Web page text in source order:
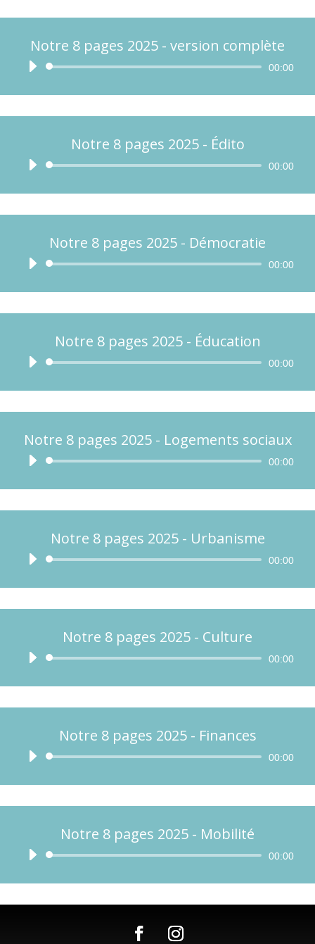
Notre 8 pages 2025 - version complète
Lecteur
00:00
Notre 8 pages 2025 - Édito
Lecteur
00:00
Notre 8 pages 2025 - Démocratie
Lecteur
00:00
Notre 8 pages 2025 - Éducation
Lecteur
00:00
Notre 8 pages 2025 - Logements sociaux
Lecteur
00:00
Notre 8 pages 2025 - Urbanisme
Lecteur
00:00
Notre 8 pages 2025 - Culture
Lecteur
00:00
Notre 8 pages 2025 - Finances
Lecteur
00:00
Notre 8 pages 2025 - Mobilité
Lecteur
00:00